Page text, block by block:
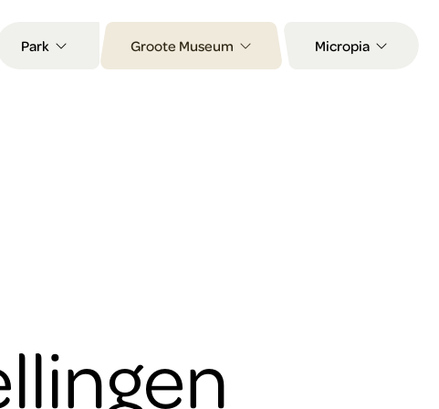
Park Groote Museum Micropia